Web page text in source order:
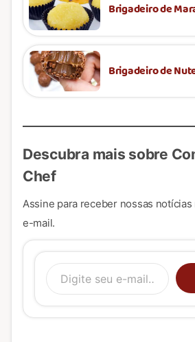
Brigadeiro de
Brigadeiro de
Descubra mais sobre
Chef
Assine para receber nossas
e-mail.
Digite seu e-